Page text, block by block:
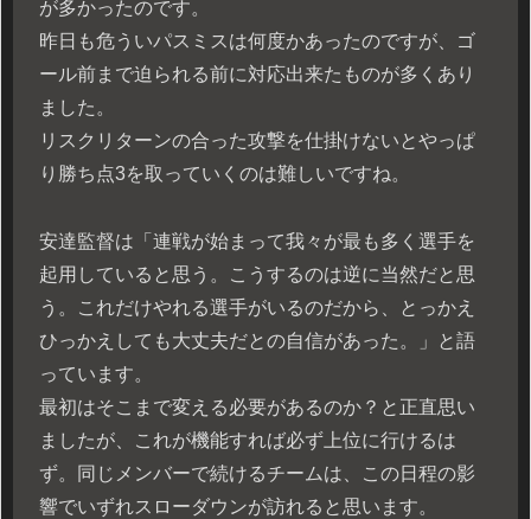
が多かったのです。
昨日も危ういパスミスは何度かあったのですが、ゴ
ール前まで迫られる前に対応出来たものが多くあり
ました。
リスクリターンの合った攻撃を仕掛けないとやっぱ
り勝ち点3を取っていくのは難しいですね。
安達監督は「連戦が始まって我々が最も多く選手を
起用していると思う。こうするのは逆に当然だと思
う。これだけやれる選手がいるのだから、とっかえ
ひっかえしても大丈夫だとの自信があった。」と語
っています。
最初はそこまで変える必要があるのか？と正直思い
ましたが、これが機能すれば必ず上位に行けるは
ず。同じメンバーで続けるチームは、この日程の影
響でいずれスローダウンが訪れると思います。